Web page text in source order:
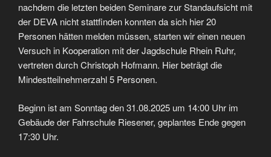
nachdem die letzten beiden Seminare zur Standaufsicht mit
der DEVA nicht stattfinden konnten da sich hier 20
Personen hätten melden müssen, starten wir einen neuen
Versuch in Kooperation mit der Jagdschule Rhein Ruhr,
vertreten durch Christoph Hofmann. Hier beträgt die
Mindestteilnehmerzahl 5 Personen.
Beginn ist am Sonntag den 31.08.2025 um 14:00 Uhr im
Gebäude der Fahrschule Riesener, geplantes Ende gegen
17:30 Uhr.